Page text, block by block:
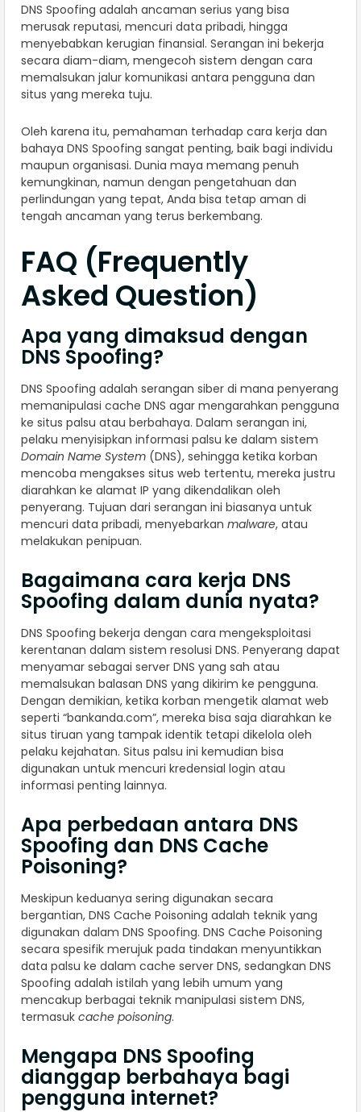
DNS Spoofing adalah ancaman serius yang bisa
merusak reputasi, mencuri data pribadi, hingga
menyebabkan kerugian finansial. Serangan ini bekerja
secara diam-diam, mengecoh sistem dengan cara
memalsukan jalur komunikasi antara pengguna dan
situs yang mereka tuju.
Oleh karena itu, pemahaman terhadap cara kerja dan
bahaya DNS Spoofing sangat penting, baik bagi individu
maupun organisasi. Dunia maya memang penuh
kemungkinan, namun dengan pengetahuan dan
perlindungan yang tepat, Anda bisa tetap aman di
tengah ancaman yang terus berkembang.
FAQ (Frequently
Asked Question)
Apa yang dimaksud dengan
DNS Spoofing?
DNS Spoofing adalah serangan siber di mana penyerang
memanipulasi cache DNS agar mengarahkan pengguna
ke situs palsu atau berbahaya. Dalam serangan ini,
pelaku menyisipkan informasi palsu ke dalam sistem
Domain Name System (DNS), sehingga ketika korban
mencoba mengakses situs web tertentu, mereka justru
diarahkan ke alamat IP yang dikendalikan oleh
penyerang. Tujuan dari serangan ini biasanya untuk
mencuri data pribadi, menyebarkan malware, atau
melakukan penipuan.
Bagaimana cara kerja DNS
Spoofing dalam dunia nyata?
DNS Spoofing bekerja dengan cara mengeksploitasi
kerentanan dalam sistem resolusi DNS. Penyerang dapat
menyamar sebagai server DNS yang sah atau
memalsukan balasan DNS yang dikirim ke pengguna.
Dengan demikian, ketika korban mengetik alamat web
seperti “bankanda.com”, mereka bisa saja diarahkan ke
situs tiruan yang tampak identik tetapi dikelola oleh
pelaku kejahatan. Situs palsu ini kemudian bisa
digunakan untuk mencuri kredensial login atau
informasi penting lainnya.
Apa perbedaan antara DNS
Spoofing dan DNS Cache
Poisoning?
Meskipun keduanya sering digunakan secara
bergantian, DNS Cache Poisoning adalah teknik yang
digunakan dalam DNS Spoofing. DNS Cache Poisoning
secara spesifik merujuk pada tindakan menyuntikkan
data palsu ke dalam cache server DNS, sedangkan DNS
Spoofing adalah istilah yang lebih umum yang
mencakup berbagai teknik manipulasi sistem DNS,
termasuk cache poisoning.
Mengapa DNS Spoofing
dianggap berbahaya bagi
pengguna internet?